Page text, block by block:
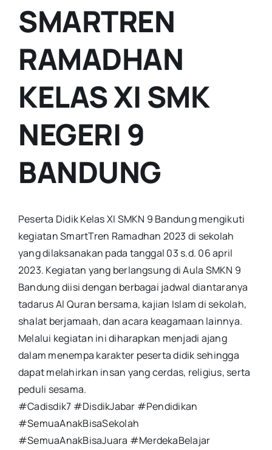
SMARTREN
RAMADHAN
KELAS XI SMK
NEGERI 9
BANDUNG
Peserta Didik Kelas XI SMKN 9 Bandung mengikuti
kegiatan SmartTren Ramadhan 2023 di sekolah
yang dilaksanakan pada tanggal 03 s.d. 06 april
2023. Kegiatan yang berlangsung di Aula SMKN 9
Bandung diisi dengan berbagai jadwal diantaranya
tadarus Al Quran bersama, kajian Islam di sekolah,
shalat berjamaah, dan acara keagamaan lainnya.
Melalui kegiatan ini diharapkan menjadi ajang
dalam menempa karakter peserta didik sehingga
dapat melahirkan insan yang cerdas, religius, serta
peduli sesama.
#Cadisdik7 #DisdikJabar #Pendidikan
#SemuaAnakBisaSekolah
#SemuaAnakBisaJuara #MerdekaBelajar